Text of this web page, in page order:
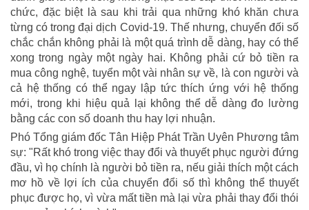
chức, đặc biệt là sau khi trải qua những khó khăn chưa
từng có trong đại dịch Covid-19. Thế nhưng, chuyển đối số
chắc chắn không phải là một quá trình dễ dàng, hay có thể
xong trong ngày một ngày hai. Không phải cứ bỏ tiền ra
mua công nghệ, tuyển một vài nhân sự về, là con người và
cả hệ thống có thể ngay lập tức thích ứng với hệ thống
mới, trong khi hiệu quả lại không thể dễ dàng đo lường
bằng các con số doanh thu hay lợi nhuận.
Phó Tổng giám đốc Tân Hiệp Phát Trần Uyên Phương tâm
sự: "Rất khó trong việc thay đổi và thuyết phục người đứng
đầu, vì họ chính là người bỏ tiền ra, nếu giải thích một cách
mơ hồ về lợi ích của chuyển đổi số thì không thể thuyết
phục được họ, vì vừa mất tiền mà lại vừa phải thay đổi thói